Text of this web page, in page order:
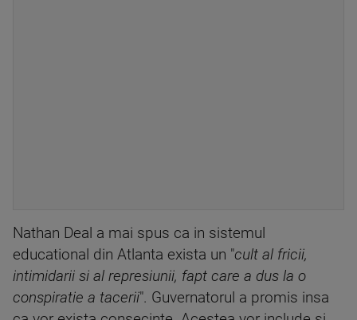
Nathan Deal a mai spus ca in sistemul
educational din Atlanta exista un "cult al fricii,
intimidarii si al represiunii, fapt care a dus la o
conspiratie a tacerii". Guvernatorul a promis insa